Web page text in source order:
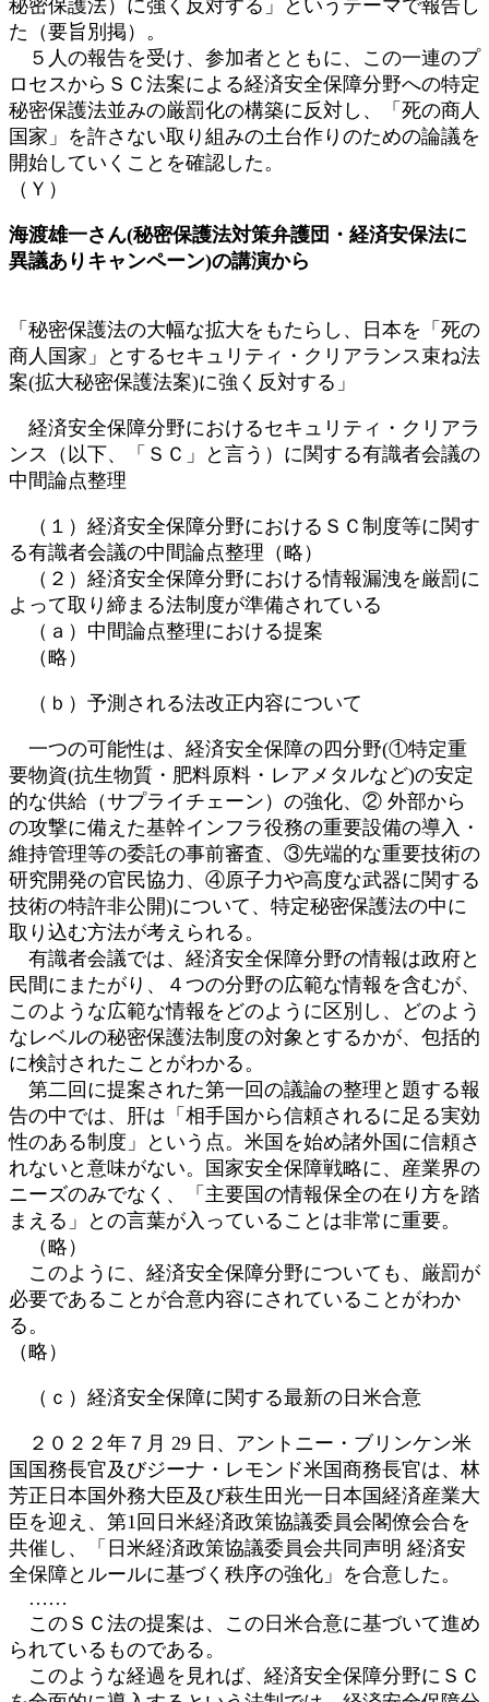
秘密保護法）に強く反対する」というテーマで報告し
た（要旨別掲）。
５人の報告を受け、参加者とともに、この一連のプ
ロセスからＳＣ法案による経済安全保障分野への特定
秘密保護法並みの厳罰化の構築に反対し、「死の商人
国家」を許さない取り組みの土台作りのための論議を
開始していくことを確認した。
（Ｙ）
海渡雄一さん(秘密保護法対策弁護団・経済安保法に
異議ありキャンペーン)の講演から
「秘密保護法の大幅な拡大をもたらし、日本を「死の
商人国家」とするセキュリティ・クリアランス束ね法
案(拡大秘密保護法案)に強く反対する」
経済安全保障分野におけるセキュリティ・クリアラ
ンス（以下、「ＳＣ」と言う）に関する有識者会議の
中間論点整理
（１）経済安全保障分野におけるＳＣ制度等に関す
る有識者会議の中間論点整理（略）
（２）経済安全保障分野における情報漏洩を厳罰に
よって取り締まる法制度が準備されている
（ａ）中間論点整理における提案
（略）
（ｂ）予測される法改正内容について
一つの可能性は、経済安全保障の四分野(①特定重
要物資(抗生物質・肥料原料・レアメタルなど)の安定
的な供給（サプライチェーン）の強化、② 外部から
の攻撃に備えた基幹インフラ役務の重要設備の導入・
維持管理等の委託の事前審査、③先端的な重要技術の
研究開発の官民協力、④原子力や高度な武器に関する
技術の特許非公開)について、特定秘密保護法の中に
取り込む方法が考えられる。
有識者会議では、経済安全保障分野の情報は政府と
民間にまたがり、４つの分野の広範な情報を含むが、
このような広範な情報をどのように区別し、どのよう
なレベルの秘密保護法制度の対象とするかが、包括的
に検討されたことがわかる。
第二回に提案された第一回の議論の整理と題する報
告の中では、肝は「相手国から信頼されるに足る実効
性のある制度」という点。米国を始め諸外国に信頼さ
れないと意味がない。国家安全保障戦略に、産業界の
ニーズのみでなく、「主要国の情報保全の在り方を踏
まえる」との言葉が入っていることは非常に重要。
（略）
このように、経済安全保障分野についても、厳罰が
必要であることが合意内容にされていることがわか
る。
（略）
（ｃ）経済安全保障に関する最新の日米合意
２０２２年７月 29 日、アントニー・ブリンケン米
国国務長官及びジーナ・レモンド米国商務長官は、林
芳正日本国外務大臣及び萩生田光一日本国経済産業大
臣を迎え、第1回日米経済政策協議委員会閣僚会合を
共催し、「日米経済政策協議委員会共同声明 経済安
全保障とルールに基づく秩序の強化」を合意した。
……
このＳＣ法の提案は、この日米合意に基づいて進め
られているものである。
このような経過を見れば、経済安全保障分野にＳＣ